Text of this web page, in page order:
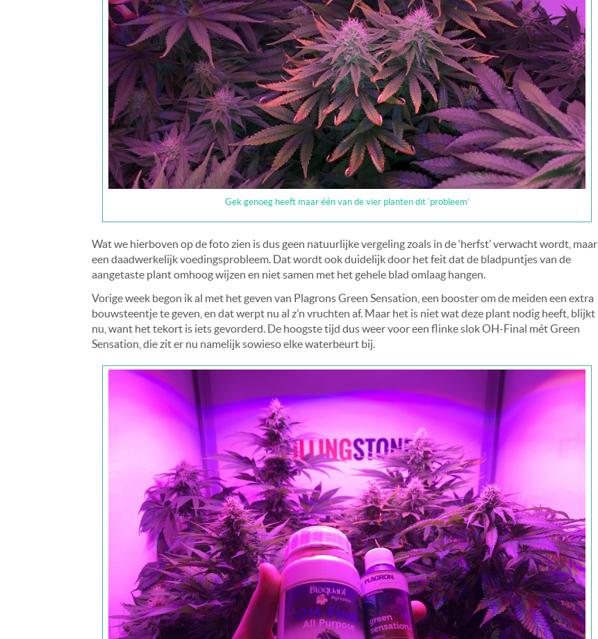
Gek genoeg heeft maar één van de vier planten dit ‘probleem’
Wat we hierboven op de foto zien is dus geen natuurlijke vergeling zoals in de ‘herfst’ verwacht wordt, maar
een daadwerkelijk voedingsprobleem. Dat wordt ook duidelijk door het feit dat de bladpuntjes van de
aangetaste plant omhoog wijzen en niet samen met het gehele blad omlaag hangen.
Vorige week begon ik al met het geven van Plagrons Green Sensation, een booster om de meiden een extra
bouwsteentje te geven, en dat werpt nu al z’n vruchten af. Maar het is niet wat deze plant nodig heeft, blijkt
nu, want het tekort is iets gevorderd. De hoogste tijd dus weer voor een flinke slok OH-Final mét Green
Sensation, die zit er nu namelijk sowieso elke waterbeurt bij.